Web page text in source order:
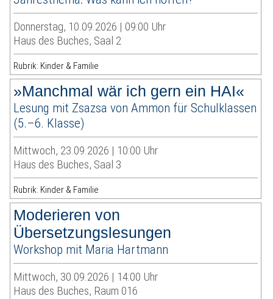
Donnerstag, 10.09.2026 | 09:00 Uhr
Haus des Buches, Saal 2
Rubrik: Kinder & Familie
»Manchmal wär ich gern ein HAI«
Lesung mit Zsazsa von Ammon für Schulklassen
(5.–6. Klasse)
Mittwoch, 23.09.2026 | 10:00 Uhr
Haus des Buches, Saal 3
Rubrik: Kinder & Familie
Moderieren von
Übersetzungslesungen
Workshop mit Maria Hartmann
Mittwoch, 30.09.2026 | 14:00 Uhr
Haus des Buches, Raum 016